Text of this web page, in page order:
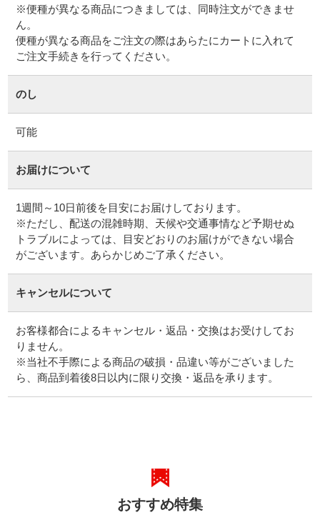
※便種が異なる商品につきましては、同時注文ができませ
ん。
便種が異なる商品をご注文の際はあらたにカートに入れて
ご注文手続きを行ってください。
のし
可能
お届けについて
1週間～10日前後を目安にお届けしております。
※ただし、配送の混雑時期、天候や交通事情など予期せぬ
トラブルによっては、目安どおりのお届けができない場合
がございます。あらかじめご了承ください。
キャンセルについて
お客様都合によるキャンセル・返品・交換はお受けしてお
りません。
※当社不手際による商品の破損・品違い等がございました
ら、商品到着後8日以内に限り交換・返品を承ります。
おすすめ特集